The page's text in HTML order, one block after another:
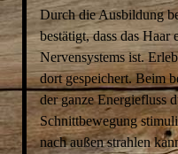
Durch die Ausbildung
bestätigt, dass das Haar
Nervensystems ist.
dort gespeichert. Beim
der ganze Energiefluss
Schnittbewegung
nach außen strahlen